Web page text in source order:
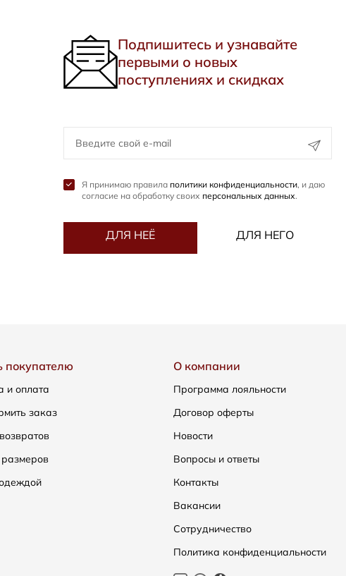
Подпишитесь и узнавайте
первыми о новых
поступлениях и скидках
Я принимаю правила политики конфиденциальности, и даю
согласие на обработку своих персональных данных.
ДЛЯ НЕЁ ДЛЯ НЕГО
покупателю
и оплата
заказ
О компании
Программа лояльности
Договор оферты
Новости
Вопросы и ответы
Контакты
Вакансии
Сотрудничество
Политика конфиденциальности